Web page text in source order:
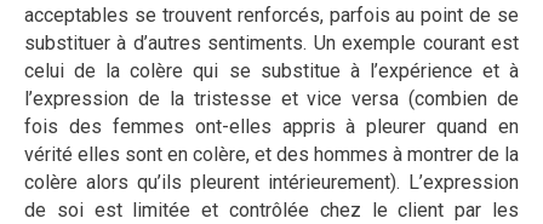
acceptables se trouvent renforcés, parfois au point de se
substituer à d’autres sentiments. Un exemple courant est
celui de la colère qui se substitue à l’expérience et à
l’expression de la tristesse et vice versa (combien de
fois des femmes ont-elles appris à pleurer quand en
vérité elles sont en colère, et des hommes à montrer de la
colère alors qu’ils pleurent intérieurement). L’expression
de soi est limitée et contrôlée chez le client par les